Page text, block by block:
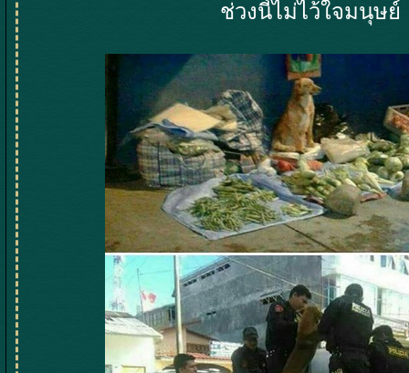
ช่วงนี้ไม่ไว้ใจมนุษย์